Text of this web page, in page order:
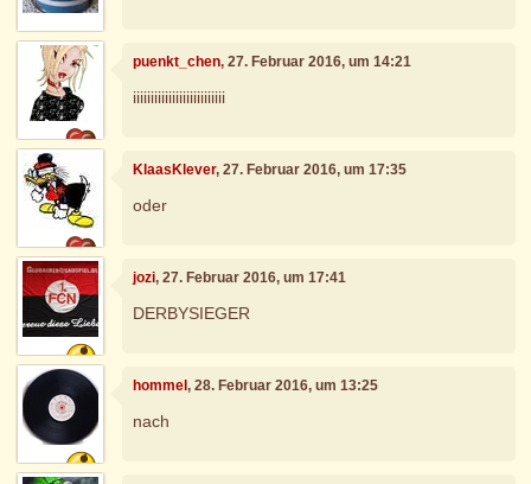
puenkt_chen, 27. Februar 2016, um 14:21
iiiiiiiiiiiiiiiiiiiiiiiiii
KlaasKlever, 27. Februar 2016, um 17:35
oder
jozi, 27. Februar 2016, um 17:41
DERBYSIEGER
hommel, 28. Februar 2016, um 13:25
nach